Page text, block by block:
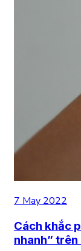
7 May 2022
Cách khắc
nhanh”